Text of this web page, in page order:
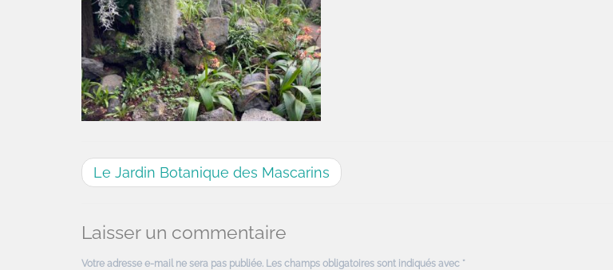
Le Jardin Botanique des Mascarins
Laisser un commentaire
Votre adresse e-mail ne sera pas publiée. Les champs obligatoires sont indiqués avec *